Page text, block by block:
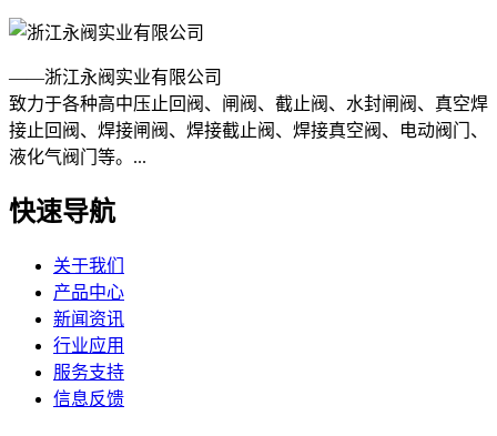
——浙江永阀实业有限公司
致力于各种高中压止回阀、闸阀、截止阀、水封闸阀、真空焊
接止回阀、焊接闸阀、焊接截止阀、焊接真空阀、电动阀门、
液化气阀门等。...
快速导航
关于我们
产品中心
新闻资讯
行业应用
服务支持
信息反馈